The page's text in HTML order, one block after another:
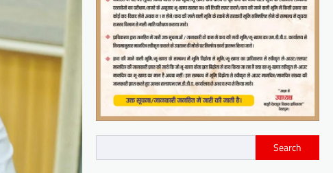
Search